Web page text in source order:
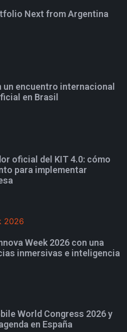
Next from Argentina
un encuentro internacional
en Brasil
oficial del KIT 4.0: cómo
para implementar
Week 2026 con una
inmersivas e inteligencia
World Congress 2026 y
en España